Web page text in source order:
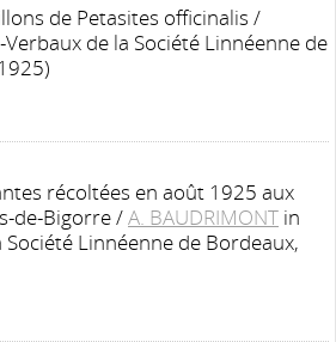
de Petasites officinalis /
Verbaux de la Société Linnéenne de
récoltées en août 1925 aux
de-Bigorre/A. BAUDRIMONT in
Linnéenne de Bordeaux,